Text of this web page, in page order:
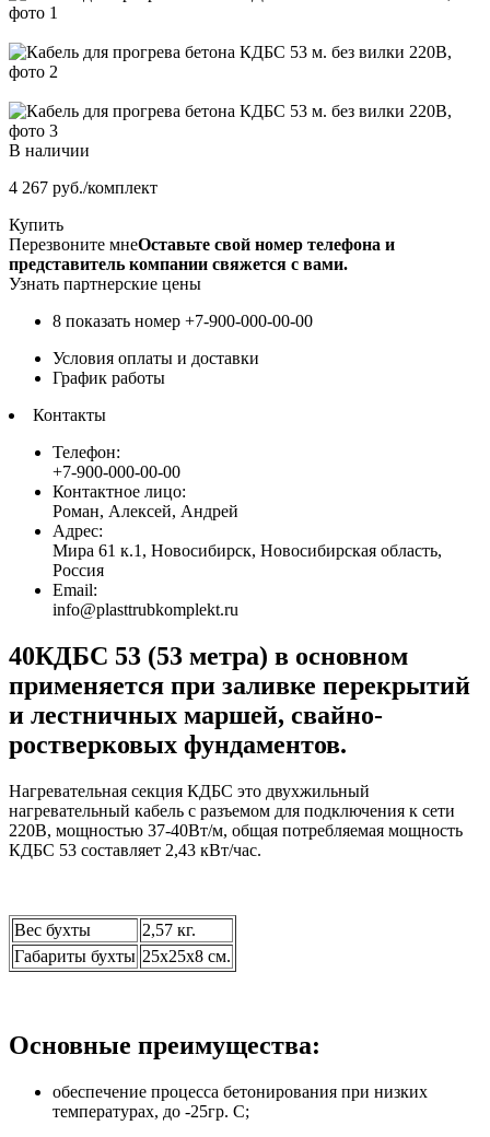
В наличии
4 267 руб./комплект
Купить
Перезвоните мнеОставьте свой номер телефона и
представитель компании свяжется с вами.
Узнать партнерские цены
8 показать номер +7-900-000-00-00
Условия оплаты и доставки
График работы
Контакты
Телефон:
+7-900-000-00-00
Контактное лицо:
Роман, Алексей, Андрей
Адрес:
Мира 61 к.1, Новосибирск, Новосибирская область,
Россия
Email:
info@plasttrubkomplekt.ru
40КДБС 53 (53 метра) в основном
применяется при заливке перекрытий
и лестничных маршей, свайно-
ростверковых фундаментов.
Нагревательная секция КДБС это двухжильный
нагревательный кабель с разъемом для подключения к сети
220В, мощностью 37-40Вт/м, общая потребляемая мощность
КДБС 53 составляет 2,43 кВт/час.
Вес бухты
2,57 кг.
Габариты бухты 25х25х8 см.
Основные преимущества:
обеспечение процесса бетонирования при низких
температурах, до -25гр. С;